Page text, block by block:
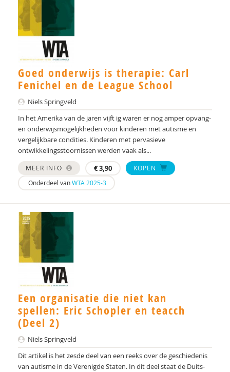
Goed onderwijs is therapie: Carl
Fenichel en de League School
Niels Springveld
In het Amerika van de jaren vijft ig waren er nog amper opvang-
en onderwijsmogelijkheden voor kinderen met autisme en
vergelijkbare condities. Kinderen met pervasieve
ontwikkelingsstoornissen werden vaak als...
MEER INFO €3,90
KOPEN
Onderdeel vanWTA 2025-3
Een organisatie die niet kan
spellen: Eric Schopler en teacch
(Deel 2)
Niels Springveld
Dit artikel is het zesde deel van een reeks over de geschiedenis
van autisme in de Verenigde Staten. In dit deel staat de Duits-